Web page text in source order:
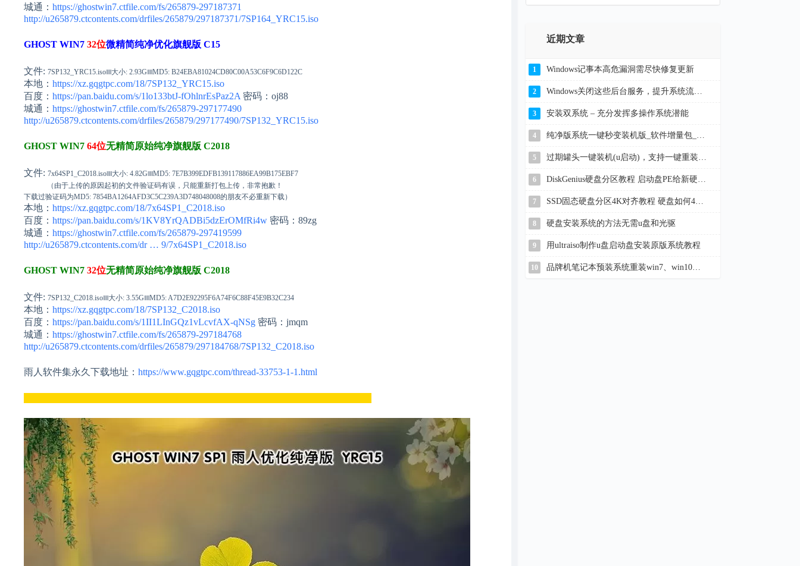
城通： https://ghostwin7.ctfile.com/fs/265879-297187371
http://u265879.ctcontents.com/drfiles/265879/297187371/7SP164_YRC15.iso
GHOST WIN7 32位微精简纯净优化旗舰版 C15
文件: 7SP132_YRC15.iso‖‖‖大小: 2.93G‖‖‖MD5: B24EBA81024CD80C00A53C6F9C6D122C
本地： https://xz.gqgtpc.com/18/7SP132_YRC15.iso
百度： https://pan.baidu.com/s/1lo133btJ-fOhlnrEsPaz2A 密码：oj88
城通： https://ghostwin7.ctfile.com/fs/265879-297177490
http://u265879.ctcontents.com/drfiles/265879/297177490/7SP132_YRC15.iso
GHOST WIN7 64位无精简原始纯净旗舰版 C2018
文件: 7x64SP1_C2018.iso‖‖‖大小: 4.82G‖‖‖MD5: 7E7B399EDFB139117886EA99B175EBF7
（由于上传的原因起初的文件验证码有误，只能重新打包上传，非常抱歉！
下载过验证码为MD5: 7854BA1264AFD3C5C239A3D748048008的朋友不必重新下载）
本地： https://xz.gqgtpc.com/18/7x64SP1_C2018.iso
百度： https://pan.baidu.com/s/1KV8YrQADBi5dzErOMfRi4w 密码：89zg
城通： https://ghostwin7.ctfile.com/fs/265879-297419599
http://u265879.ctcontents.com/dr … 9/7x64SP1_C2018.iso
GHOST WIN7 32位无精简原始纯净旗舰版 C2018
文件: 7SP132_C2018.iso‖‖‖大小: 3.55G‖‖‖MD5: A7D2E92295F6A74F6C88F45E9B32C234
本地： https://xz.gqgtpc.com/18/7SP132_C2018.iso
百度： https://pan.baidu.com/s/1II1LInGQz1vLcvfAX-qNSg 密码：jmqm
城通： https://ghostwin7.ctfile.com/fs/265879-297184768
http://u265879.ctcontents.com/drfiles/265879/297184768/7SP132_C2018.iso
雨人软件集永久下载地址： https://www.gqgtpc.com/thread-33753-1-1.html
近期文章
1 Windows记事本高危漏洞需尽快修复更新
2
3 安装双系统 – 充分发挥多操作系统潜能
4
5
6
7
8 硬盘安装系统的方法无需u盘和光驱
9 用ultraiso制作u盘启动盘安装原版系统教程
10